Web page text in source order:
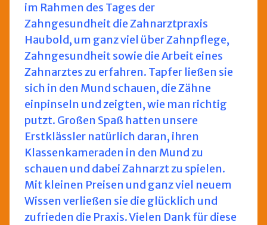
im Rahmen des Tages der
Zahngesundheit die Zahnarztpraxis
Haubold, um ganz viel über Zahnpflege,
Zahngesundheit sowie die Arbeit eines
Zahnarztes zu erfahren. Tapfer ließen sie
sich in den Mund schauen, die Zähne
einpinseln und zeigten, wie man richtig
putzt. Großen Spaß hatten unsere
Erstklässler natürlich daran, ihren
Klassenkameraden in den Mund zu
schauen und dabei Zahnarzt zu spielen.
Mit kleinen Preisen und ganz viel neuem
Wissen verließen sie die glücklich und
zufrieden die Praxis. Vielen Dank für diese